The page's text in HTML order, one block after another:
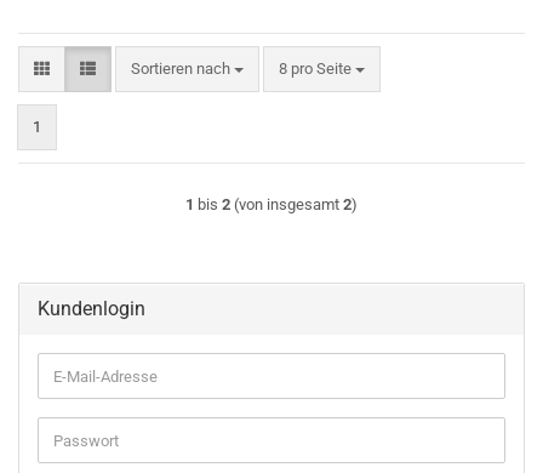
Sortieren nach
Sortieren nach 8 pro Seite
pro Seite
1
1 bis 2 (von insgesamt 2)
Kundenlogin
E-
Mail-
Adresse
Passwort